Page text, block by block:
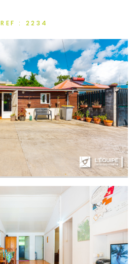
REF : 2234